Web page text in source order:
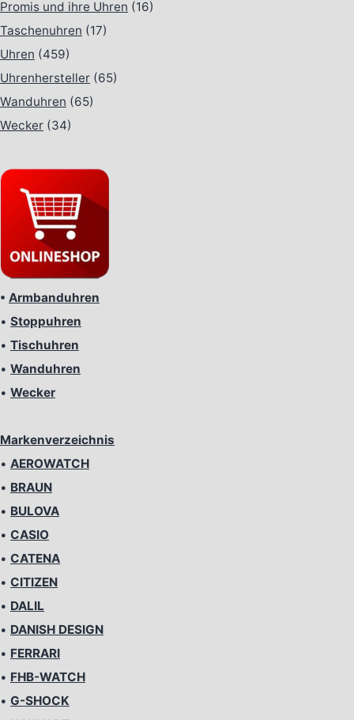
Promis und ihre Uhren (16)
Taschenuhren (17)
Uhren (459)
Uhrenhersteller (65)
Wanduhren (65)
Wecker (34)
• Armbanduhren
• Stoppuhren
• Tischuhren
• Wanduhren
• Wecker
Markenverzeichnis
• AEROWATCH
• BRAUN
• BULOVA
• CASIO
• CATENA
• CITIZEN
• DALIL
• DANISH DESIGN
• FERRARI
• FHB-WATCH
• G-SHOCK